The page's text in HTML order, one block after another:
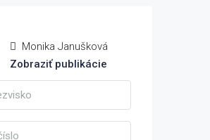
Monika Janušková
Zobraziť publikácie